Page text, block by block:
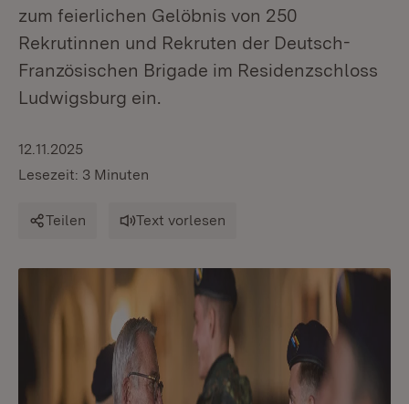
zum feierlichen Gelöbnis von 250
Rekrutinnen und Rekruten der Deutsch-
Französischen Brigade im Residenzschloss
Ludwigsburg ein.
12.11.2025
Lesezeit: 3 Minuten
Teilen Text vorlesen